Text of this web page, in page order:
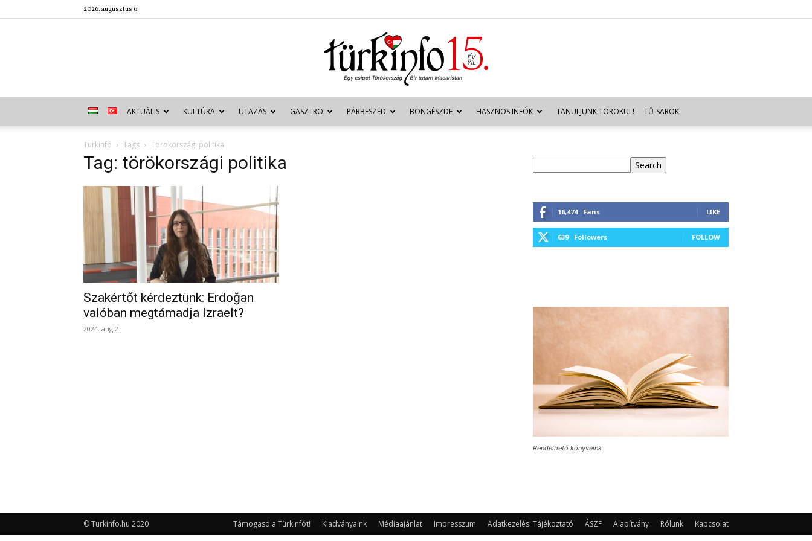
2026. augusztus 6.
Türkinfo
AKTUÁLIS KULTÚRA UTAZÁS GASZTRO PÁRBESZÉD BÖNGÉSZDE HASZNOS INFÓK TANULJUNK TÖRÖKÜL! TŰ-SAROK
Türkinfo Tags Törökországi politika
Tag: törökországi politika
Szakértőt kérdeztünk: Erdoğan
valóban megtámadja Izraelt?
2024. aug 2.
Search
16,474 Fans LIKE
639 Followers FOLLOW
Rendelhető könyveink
Támogasd a Türkinfót! Kiadványaink Médiaajánlat Impresszum Adatkezelési Tájékoztató ÁSZF Alapítvány Rólunk Kapcsolat
© Turkinfo.hu 2020